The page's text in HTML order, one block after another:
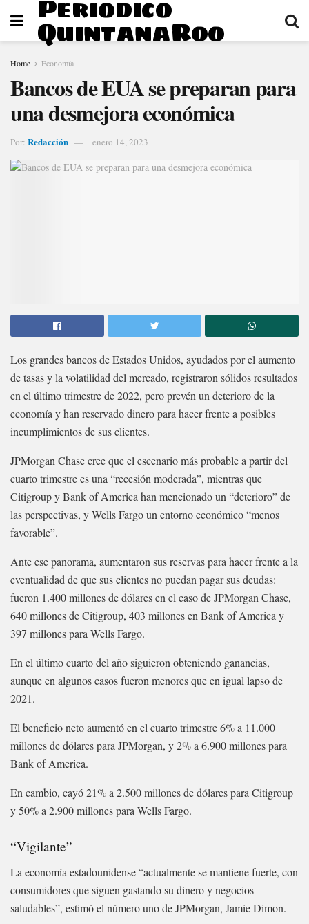
Periodico
QuintanaRoo
Home Economía
Bancos de EUA se preparan para
una desmejora económica
Por: Redacción enero 14, 2023
Los grandes bancos de Estados Unidos, ayudados por el aumento
de tasas y la volatilidad del mercado, registraron sólidos resultados
en el último trimestre de 2022, pero prevén un deterioro de la
economía y han reservado dinero para hacer frente a posibles
incumplimientos de sus clientes.
JPMorgan Chase cree que el escenario más probable a partir del
cuarto trimestre es una “recesión moderada”, mientras que
Citigroup y Bank of America han mencionado un “deterioro” de
las perspectivas, y Wells Fargo un entorno económico “menos
favorable”.
Ante ese panorama, aumentaron sus reservas para hacer frente a la
eventualidad de que sus clientes no puedan pagar sus deudas:
fueron 1.400 millones de dólares en el caso de JPMorgan Chase,
640 millones de Citigroup, 403 millones en Bank of America y
397 millones para Wells Fargo.
En el último cuarto del año siguieron obteniendo ganancias,
aunque en algunos casos fueron menores que en igual lapso de
2021.
El beneficio neto aumentó en el cuarto trimestre 6% a 11.000
millones de dólares para JPMorgan, y 2% a 6.900 millones para
Bank of America.
En cambio, cayó 21% a 2.500 millones de dólares para Citigroup
y 50% a 2.900 millones para Wells Fargo.
“Vigilante”
La economía estadounidense “actualmente se mantiene fuerte, con
consumidores que siguen gastando su dinero y negocios
saludables”, estimó el número uno de JPMorgan, Jamie Dimon.